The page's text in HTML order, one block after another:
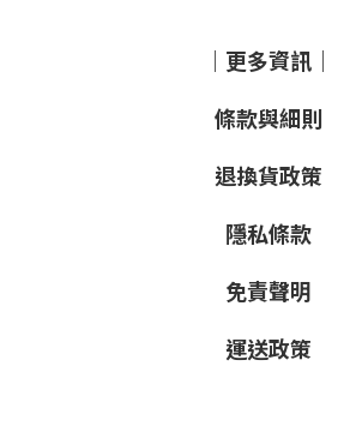
｜更多資訊｜
條款與細則
退換貨政策
隱私條款
免責聲明
運送政策